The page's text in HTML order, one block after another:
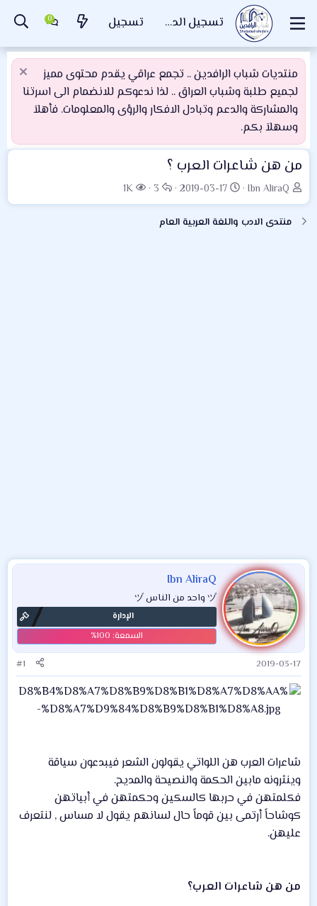
تسجيل الدخول تسجيل
منتديات شباب الرافدين .. تجمع عراقي يقدم محتوى مميز
لجميع طلبة وشباب العراق .. لذا ندعوكم للانضمام الى اسرتنا
والمشاركة والدعم وتبادل الافكار والرؤى والمعلومات. فأهلاَ
وسهلاَ بكم.
من هن شاعرات العرب ؟
ب
ا
د
Ibn AliraQ
ت
ا
ر
2019-03-17
ا
ل
3
ا
ل
1K
منتدى الادب واللغة العربية العام
Ibn AliraQ
ヅ واحد من الناس ヅ
الإدارة
2019-03-17
#1
شاعرات العرب هن اللواتي يقولون الشعر فيبدعون سياقة
وينثرونه مابين الحكمة والنصيحة والمديح.
فكلمتهن في حربها كالسكين وحكمتهن في أبياتهن
كوشاحاً أرتمى بين قوماً حال لسانهم يقول لا مساس , لنتعرف
عليهن.
من هن شاعرات العرب؟